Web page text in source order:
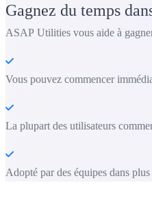
Gagnez du temps
ASAP Utilities vous aide à
Vous pouvez commencer
La plupart des utilisateurs
Adopté par des équipes dans